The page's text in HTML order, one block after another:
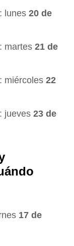
: lunes 20 de
: martes 21 de
: miércoles 22
: jueves 23 de
17 de